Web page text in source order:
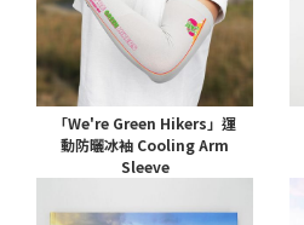
「We're Green Hikers」運
動防曬冰袖 Cooling Arm
Sleeve